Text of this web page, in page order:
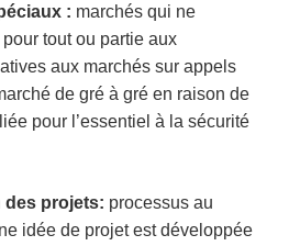
: marchés qui ne
tout ou partie aux
aux marchés sur appels
de gré à gré en raison de
pour l’essentiel à la sécurité
des projets: processus au
idée de projet est développée